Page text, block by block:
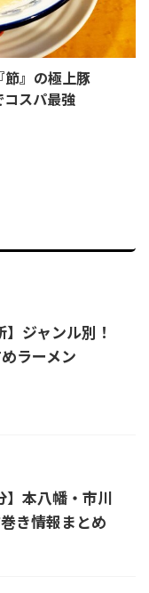
節』の極上豚
スパ最強
】ジャンル別！
ラーメン
】本八幡・市川
き情報まとめ